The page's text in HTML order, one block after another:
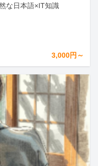
な日本語×IT知識
3,000円～